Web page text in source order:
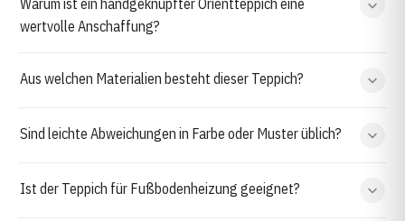
wertvolle Anschaffung?
Aus welchen Materialien besteht dieser Teppich?
Sind leichte Abweichungen in Farbe oder Muster üblich?
Ist der Teppich für Fußbodenheizung geeignet?